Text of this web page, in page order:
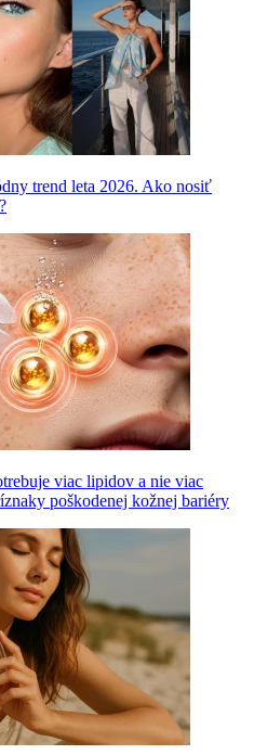
trend leta 2026. Ako nosiť
viac lipidov a nie viac
poškodenej kožnej bariéry